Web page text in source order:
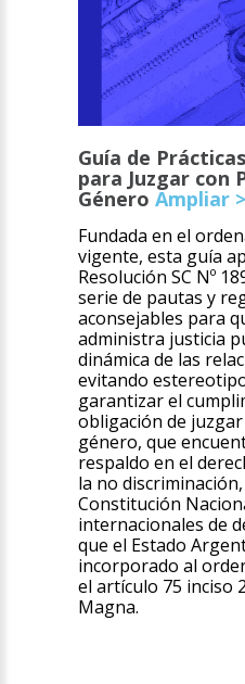
Guía de
para Juzgar con
GéneroAmpliar
Fundada en el
vigente, esta guía
Resolución SC Nº
serie de pautas y
aconsejables para
administra justicia
dinámica de las
evitando
garantizar el
obligación de
género, que
respaldo en el
la no
Constitución
internacionales de
que el Estado
incorporado al
el artículo 75 inciso
Magna.